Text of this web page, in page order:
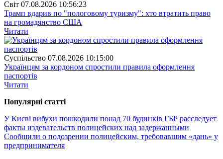
Свiт 07.08.2026 10:56:23
Трамп вдарив по "пологовому туризму": хто втратить право
на громадянство США
Читати
Суспiльство 07.08.2026 10:15:00
Українцям за кордоном спростили правила оформлення
паспортів
Читати
Популярнi статтi
У Києві вибухи пошкодили понад 70 будинків ГБР расследует
факты издевательств полицейских над задержанными
Сообщили о подозрении полицейским, требовавшим «дань» у
предпринимателя